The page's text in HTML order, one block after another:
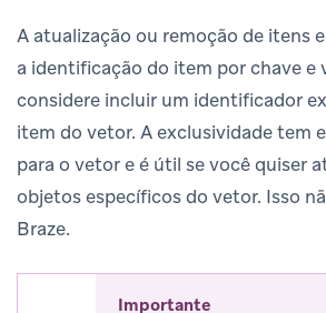
A atualização ou remoção de itens
a identificação do item por chave e
considere incluir um identificador
item do vetor. A exclusividade tem
para o vetor e é útil se você quiser
objetos específicos do vetor. Isso
Braze.
Importante